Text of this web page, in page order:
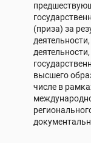
(приза) за
высшего
числе в